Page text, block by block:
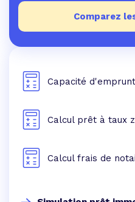
Comparez
Capacité d'emprunt
Calcul prêt à taux
Calcul frais de